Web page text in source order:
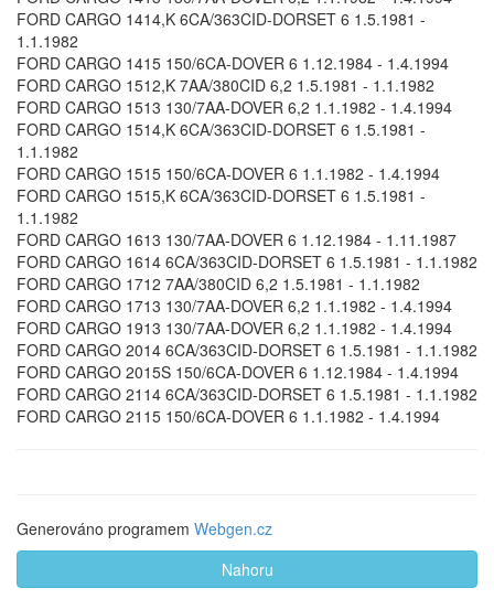
FORD CARGO 1414,K 6CA/363CID-DORSET 6 1.5.1981 -
1.1.1982
FORD CARGO 1415 150/6CA-DOVER 6 1.12.1984 - 1.4.1994
FORD CARGO 1512,K 7AA/380CID 6,2 1.5.1981 - 1.1.1982
FORD CARGO 1513 130/7AA-DOVER 6,2 1.1.1982 - 1.4.1994
FORD CARGO 1514,K 6CA/363CID-DORSET 6 1.5.1981 -
1.1.1982
FORD CARGO 1515 150/6CA-DOVER 6 1.1.1982 - 1.4.1994
FORD CARGO 1515,K 6CA/363CID-DORSET 6 1.5.1981 -
1.1.1982
FORD CARGO 1613 130/7AA-DOVER 6 1.12.1984 - 1.11.1987
FORD CARGO 1614 6CA/363CID-DORSET 6 1.5.1981 - 1.1.1982
FORD CARGO 1712 7AA/380CID 6,2 1.5.1981 - 1.1.1982
FORD CARGO 1713 130/7AA-DOVER 6,2 1.1.1982 - 1.4.1994
FORD CARGO 1913 130/7AA-DOVER 6,2 1.1.1982 - 1.4.1994
FORD CARGO 2014 6CA/363CID-DORSET 6 1.5.1981 - 1.1.1982
FORD CARGO 2015S 150/6CA-DOVER 6 1.12.1984 - 1.4.1994
FORD CARGO 2114 6CA/363CID-DORSET 6 1.5.1981 - 1.1.1982
FORD CARGO 2115 150/6CA-DOVER 6 1.1.1982 - 1.4.1994
Generováno programem Webgen.cz
Nahoru